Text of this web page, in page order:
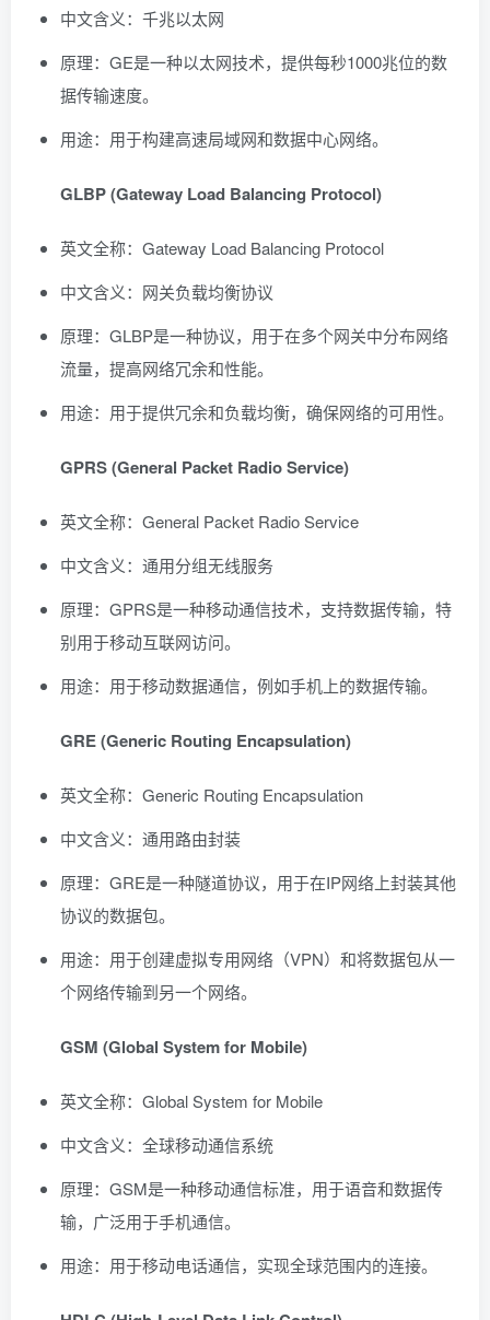
中文含义：千兆以太网
原理：GE是一种以太网技术，提供每秒1000兆位的数
据传输速度。
用途：用于构建高速局域网和数据中心网络。
GLBP (Gateway Load Balancing Protocol)
英文全称：Gateway Load Balancing Protocol
中文含义：网关负载均衡协议
原理：GLBP是一种协议，用于在多个网关中分布网络
流量，提高网络冗余和性能。
用途：用于提供冗余和负载均衡，确保网络的可用性。
GPRS (General Packet Radio Service)
英文全称：General Packet Radio Service
中文含义：通用分组无线服务
原理：GPRS是一种移动通信技术，支持数据传输，特
别用于移动互联网访问。
用途：用于移动数据通信，例如手机上的数据传输。
GRE (Generic Routing Encapsulation)
英文全称：Generic Routing Encapsulation
中文含义：通用路由封装
原理：GRE是一种隧道协议，用于在IP网络上封装其他
协议的数据包。
用途：用于创建虚拟专用网络（VPN）和将数据包从一
个网络传输到另一个网络。
GSM (Global System for Mobile)
英文全称：Global System for Mobile
中文含义：全球移动通信系统
原理：GSM是一种移动通信标准，用于语音和数据传
输，广泛用于手机通信。
用途：用于移动电话通信，实现全球范围内的连接。